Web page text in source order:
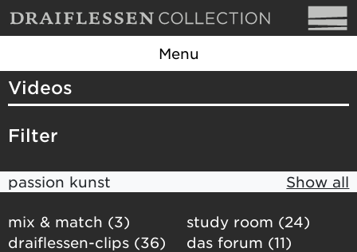
Menu
Videos
Filter
passion kunst Show all
mix & match (3)
study room (24)
draiflessen-clips (36)
das forum (11)